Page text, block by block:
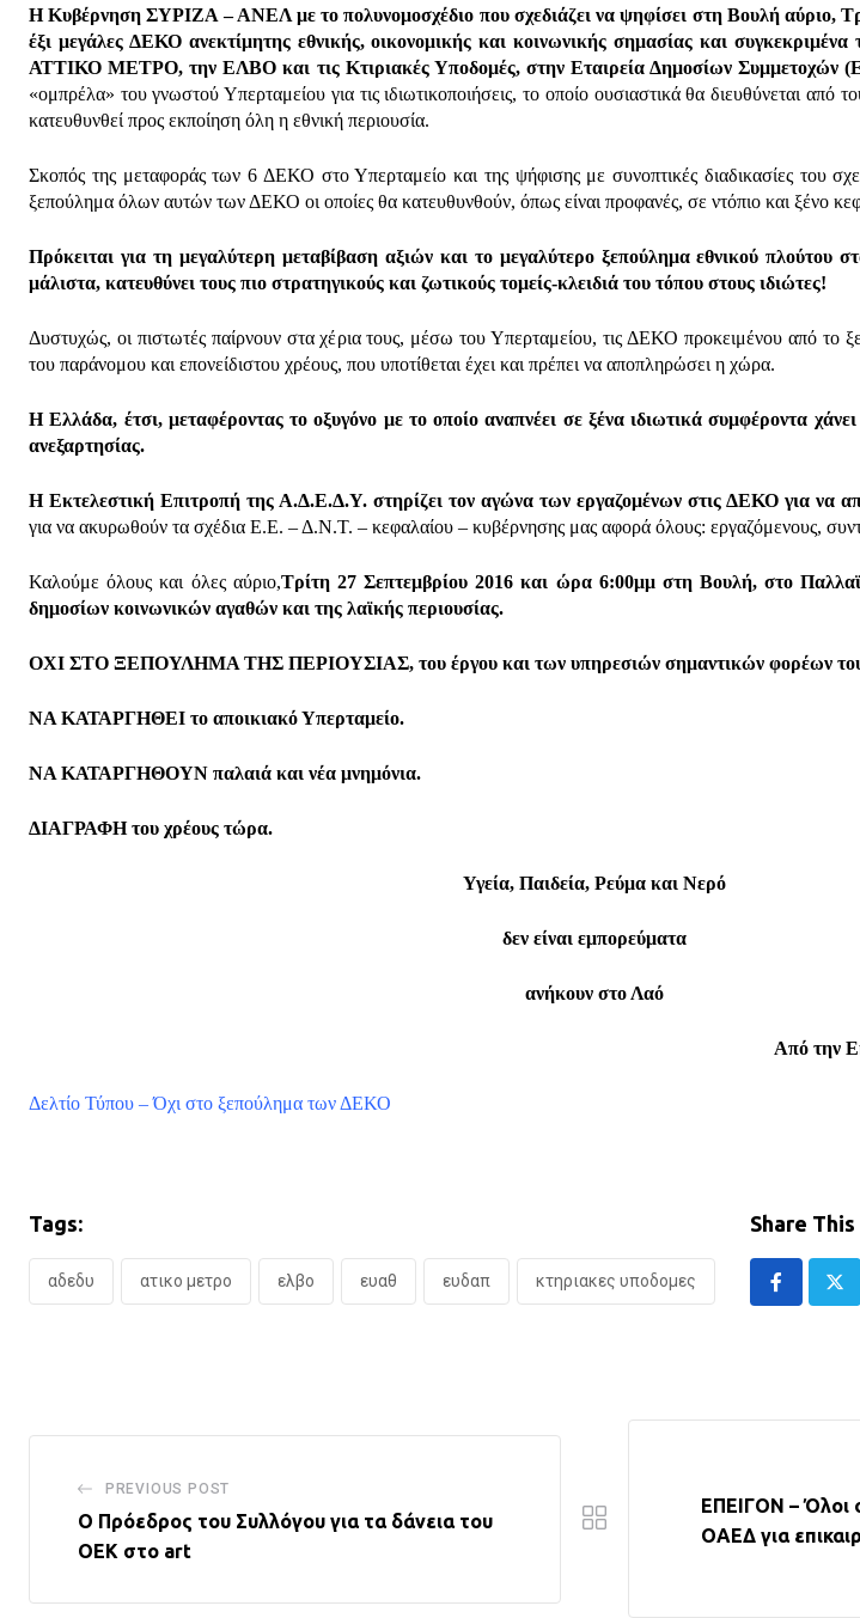
Η Κυβέρνηση ΣΥΡΙΖΑ – ΑΝΕΛ με το πολυνομοσχέδιο που σχεδιάζει να ψηφίσει στη Βουλή αύριο,
έξι μεγάλες ΔΕΚΟ ανεκτίμητης εθνικής, οικονομικής και κοινωνικής σημασίας και
ΑΤΤΙΚΟ ΜΕΤΡΟ, την ΕΛΒΟ και τις Κτιριακές Υποδομές, στην Εταιρεία Δημοσίων Συμμετοχών
«ομπρέλα» του γνωστού Υπερταμείου για τις ιδιωτικοποιήσεις, το οποίο ουσιαστικά θα διευθύνεται από
κατευθυνθεί προς εκποίηση όλη η εθνική περιουσία.
Σκοπός της μεταφοράς των 6 ΔΕΚΟ στο Υπερταμείο και της ψήφισης με συνοπτικές διαδικασίες του
ξεπούλημα όλων αυτών των ΔΕΚΟ οι οποίες θα κατευθυνθούν, όπως είναι προφανές, σε ντόπιο και ξένο
Πρόκειται για τη μεγαλύτερη μεταβίβαση αξιών και το μεγαλύτερο ξεπούλημα εθνικού πλούτου
μάλιστα, κατευθύνει τους πιο στρατηγικούς και ζωτικούς τομείς-κλειδιά του τόπου στους ιδιώτες!
Δυστυχώς, οι πιστωτές παίρνουν στα χέρια τους, μέσω του Υπερταμείου, τις ΔΕΚΟ προκειμένου από το
του παράνομου και επονείδιστου χρέους, που υποτίθεται έχει και πρέπει να αποπληρώσει η χώρα.
Η Ελλάδα, έτσι, μεταφέροντας το οξυγόνο με το οποίο αναπνέει σε ξένα ιδιωτικά συμφέροντα
ανεξαρτησίας.
Η Εκτελεστική Επιτροπή της Α.Δ.Ε.Δ.Υ. στηρίζει τον αγώνα των εργαζομένων στις ΔΕΚΟ για να
για να ακυρωθούν τα σχέδια Ε.Ε. – Δ.Ν.Τ. – κεφαλαίου – κυβέρνησης μας αφορά όλους: εργαζόμενους,
Καλούμε όλους και όλες αύριο,Τρίτη 27 Σεπτεμβρίου 2016 και ώρα 6:00μμ στη Βουλή, στο
δημοσίων κοινωνικών αγαθών και της λαϊκής περιουσίας.
ΟΧΙ ΣΤΟ ΞΕΠΟΥΛΗΜΑ ΤΗΣ ΠΕΡΙΟΥΣΙΑΣ, του έργου και των υπηρεσιών σημαντικών φορέων
ΝΑ ΚΑΤΑΡΓΗΘΕΙ το αποικιακό Υπερταμείο.
ΝΑ ΚΑΤΑΡΓΗΘΟΥΝ παλαιά και νέα μνημόνια.
ΔΙΑΓΡΑΦΗ του χρέους τώρα.
Υγεία, Παιδεία, Ρεύμα και Νερό
δεν είναι εμπορεύματα
ανήκουν στο Λαό
Από την
Δελτίο Τύπου – Όχι στο ξεπούλημα των ΔΕΚΟ
Tags:
αδεδυ ατικο μετρο ελβο ευαθ ευδαπ κτηριακες υποδομες
Share
PREVIOUS POST
Ο Πρόεδρος του Συλλόγου για τα δάνεια του
ΟΕΚ στο art
ΕΠΕΙΓΟΝ – Όλοι
ΟΑΕΔ για